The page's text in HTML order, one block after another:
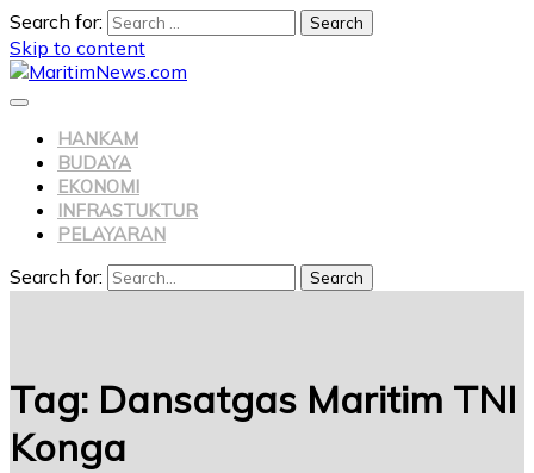
Search for:
Skip to content
HANKAM
BUDAYA
EKONOMI
INFRASTUKTUR
PELAYARAN
Search for: Search
Tag: Dansatgas Maritim TNI
Konga